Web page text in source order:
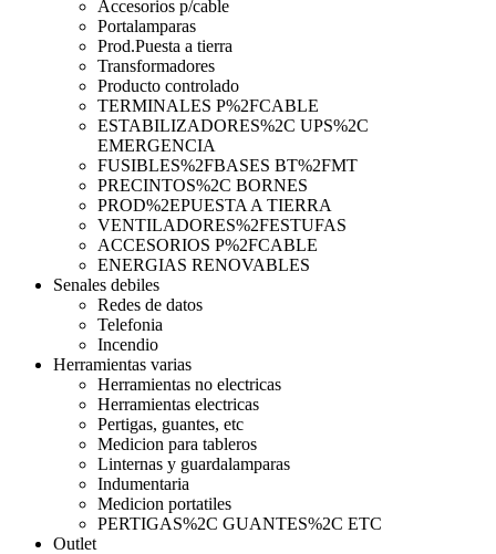
Accesorios p/cable
Portalamparas
Prod.Puesta a tierra
Transformadores
Producto controlado
TERMINALES P%2FCABLE
ESTABILIZADORES%2C UPS%2C
EMERGENCIA
FUSIBLES%2FBASES BT%2FMT
PRECINTOS%2C BORNES
PROD%2EPUESTA A TIERRA
VENTILADORES%2FESTUFAS
ACCESORIOS P%2FCABLE
ENERGIAS RENOVABLES
Senales debiles
Redes de datos
Telefonia
Incendio
Herramientas varias
Herramientas no electricas
Herramientas electricas
Pertigas, guantes, etc
Medicion para tableros
Linternas y guardalamparas
Indumentaria
Medicion portatiles
PERTIGAS%2C GUANTES%2C ETC
Outlet